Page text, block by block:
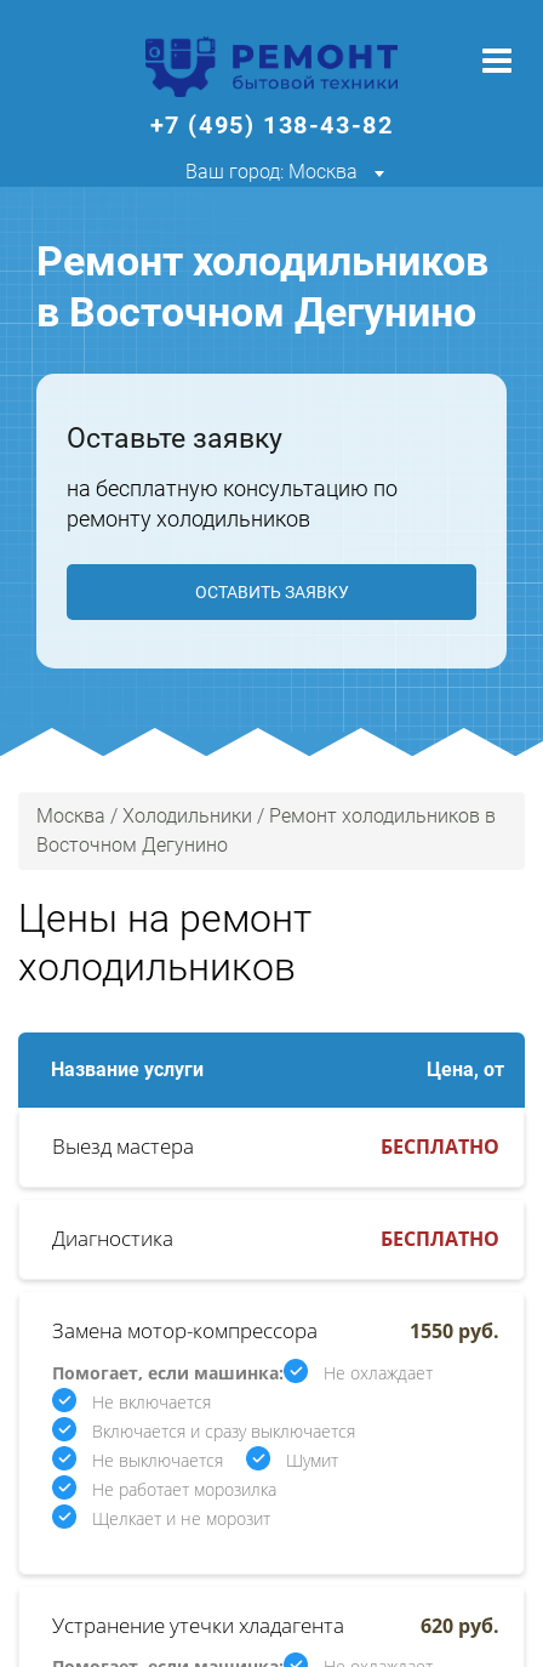
+7 (495) 138-43-82
Ваш город: Москва
Ремонт холодильников
в Восточном Дегунино
Оставьте заявку
на бесплатную консультацию по
ремонту холодильников
ОСТАВИТЬ ЗАЯВКУ
Москва / Холодильники / Ремонт холодильников в
Восточном Дегунино
Цены на ремонт
холодильников
Название услуги Цена, от
Выезд мастера БЕСПЛАТНО
Диагностика БЕСПЛАТНО
Замена мотор-компрессора
Помогает, если машинка:
Не охлаждает
Не включается
Включается и сразу выключается
Не выключается
Шумит
Не работает морозилка
Щелкает и не морозит
1550 руб.
Устранение утечки хладагента 620 руб.